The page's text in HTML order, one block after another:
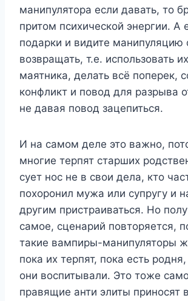
манипулятора если давать, то
притом психической энергии. А
подарки и видите манипуляцию
возвращать, т.е. использовать
маятника, делать всё поперек,
конфликт и повод для разрыва
не давая повод зацепиться.
И на самом деле это важно,
многие терпят старших
сует нос не в свои дела, кто
похоронил мужа или супругу и
другим пристраиваться. Но
самое, сценарий повторяется,
такие вампиры-манипуляторы
пока их терпят, пока есть
они воспитывали. Это тоже
правящие анти элиты приносят